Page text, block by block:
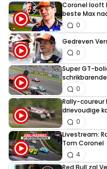
Nordschleife als de
gebruikt in 1927-1929.
Nordschleife gebruikt,
werd aangelegd voor
huidige Norschleife is
vorm, aangezien het
GP layout.
Coronel looft
beste Max
0
Gedreven
0
Super GT-
0
Rally-coureur
drievoudige
0
Livestream:
Tom Coronel
4